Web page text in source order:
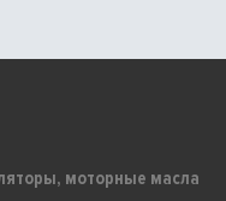
моторные масла